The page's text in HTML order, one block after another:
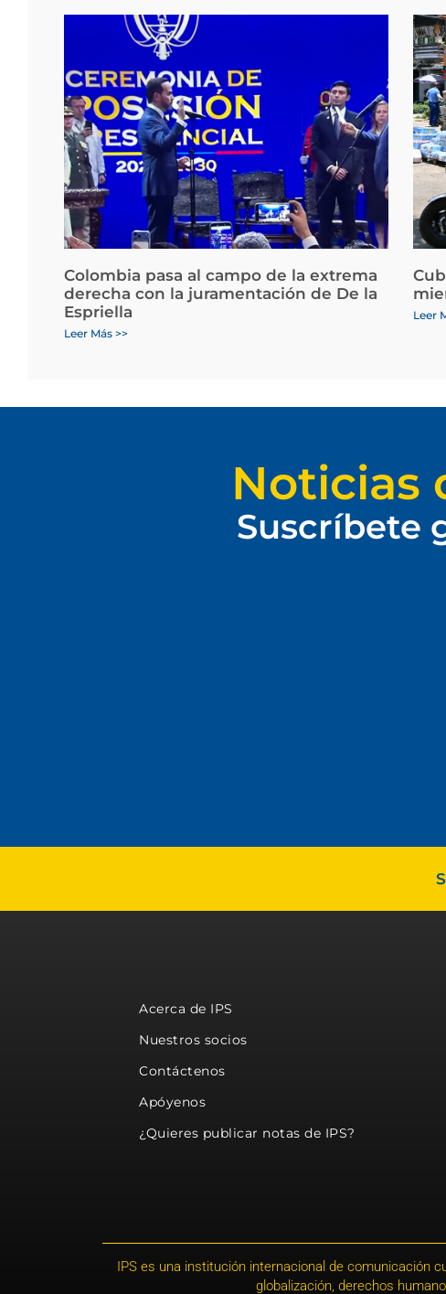
Colombia pasa al campo de la extrema
derecha con la juramentación de De la
Espriella
Leer Más >>
Leer
Noticias
Suscríbete
Acerca de IPS
Nuestros socios
Contáctenos
Apóyenos
¿Quieres publicar notas de IPS?
IPS es una institución internacional de comunicación
globalización, derechos